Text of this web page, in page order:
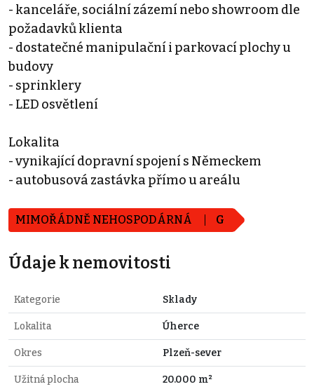
- kanceláře, sociální zázemí nebo showroom dle
požadavků klienta
- dostatečné manipulační i parkovací plochy u
budovy
- sprinklery
- LED osvětlení
Lokalita
- vynikající dopravní spojení s Německem
- autobusová zastávka přímo u areálu
MIMOŘÁDNĚ NEHOSPODÁRNÁ G
Údaje k nemovitosti
Kategorie Sklady
Lokalita Úherce
Okres Plzeň-sever
Užitná plocha 20.000 m²